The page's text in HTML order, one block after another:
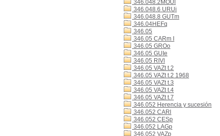
346.048.2MOUl
346.048.6 URUi
346.048.8 GUTm
346.04HEFq
346.05
346.05 CARm I
346.05 GROo
346.05 GUIe
346.05 RIVl
346.05 VAZt t.2
346.05 VAZt t.2 1968
346.05 VAZt t.3
346.05 VAZt t.4
346.05 VAZt t.7
346.052 Herencia y sucesión
346.052 CARl
346.052 CESp
346.052 LAGp
346.052 VAZp